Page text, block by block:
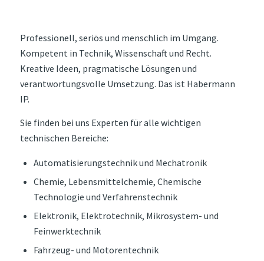
Professionell, seriös und menschlich im Umgang.
Kompetent in Technik, Wissenschaft und Recht.
Kreative Ideen, pragmatische Lösungen und
verantwortungsvolle Umsetzung. Das ist Habermann
IP.
Sie finden bei uns Experten für alle wichtigen
technischen Bereiche:
Automatisierungstechnik und Mechatronik
Chemie, Lebensmittelchemie, Chemische
Technologie und Verfahrenstechnik
Elektronik, Elektrotechnik, Mikrosystem­- und
Feinwerktechnik
Fahrzeug- und Motorentechnik